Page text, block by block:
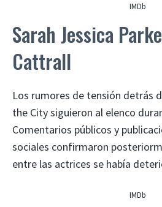
IMDb
Sarah Jessica
Cattrall
Los rumores de tensión detrás
the City siguieron al elenco
Comentarios públicos y
sociales confirmaron
entre las actrices se había
IMDb